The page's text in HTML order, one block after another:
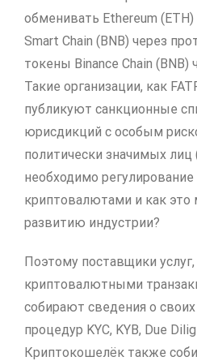
обменивать Ethereum
Smart Chain (BNB) через
токены Binance Chain (BNB)
Такие организации, как
публикуют санкционные
юрисдикций с особым
политически значимых лиц
необходимо
криптовалютами и как
развитию индустрии?
Поэтому поставщики
криптовалютными
собирают сведения о
процедур KYC, KYB, Due
Криптокошелёк также